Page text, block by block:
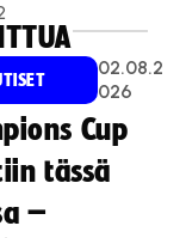
02.08.2
026
Cup
tässä
–